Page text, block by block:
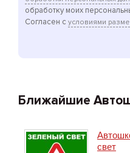
обработку моих
Согласен с условиями
Ближайшие
свет